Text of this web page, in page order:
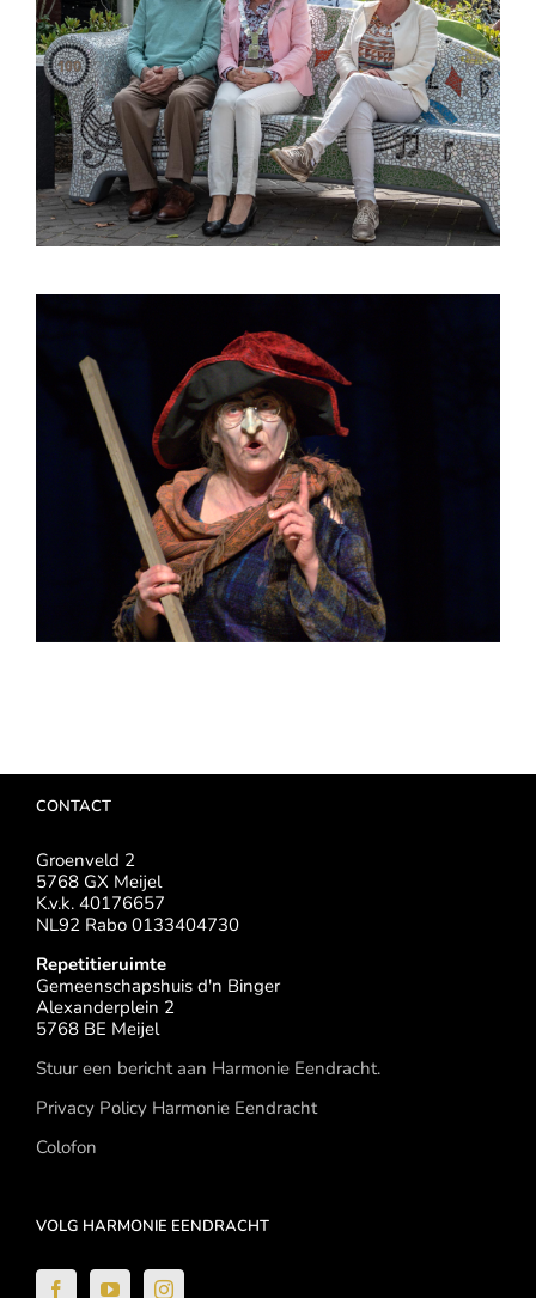
CONTACT
Groenveld 2
5768 GX Meijel
K.v.k. 40176657
NL92 Rabo 0133404730
Repetitieruimte
Gemeenschapshuis d'n Binger
Alexanderplein 2
5768 BE Meijel
Stuur een bericht aan Harmonie Eendracht.
Privacy Policy Harmonie Eendracht
Colofon
VOLG HARMONIE EENDRACHT